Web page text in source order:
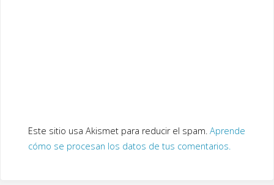
Este sitio usa Akismet para reducir el spam. Aprende
cómo se procesan los datos de tus comentarios.